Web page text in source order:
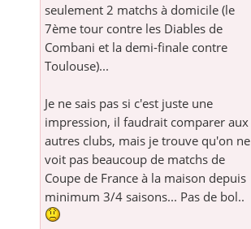
seulement 2 matchs à domicile (le
7ème tour contre les Diables de
Combani et la demi-finale contre
Toulouse)...
Je ne sais pas si c'est juste une
impression, il faudrait comparer aux
autres clubs, mais je trouve qu'on ne
voit pas beaucoup de matchs de
Coupe de France à la maison depuis
minimum 3/4 saisons... Pas de bol..